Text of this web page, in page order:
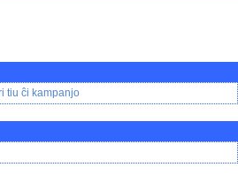
tiu ĉi kampanjo